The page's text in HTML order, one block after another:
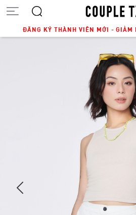
ĐĂNG KÝ THÀNH VIÊN MỚI - GIẢM
Previous